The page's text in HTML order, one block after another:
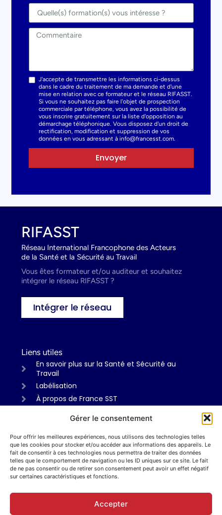
Gérer le consentement
Pour offrir les meilleures expériences, nous utilisons des technologies telles
que les cookies pour stocker et/ou accéder aux informations des appareils. Le
fait de consentir à ces technologies nous permettra de traiter des données
telles que le comportement de navigation ou les ID uniques sur ce site. Le fait
de ne pas consentir ou de retirer son consentement peut avoir un effet négatif
sur certaines caractéristiques et fonctions.
Accepter
J'accepte de transmettre les informations ci-dessus
dans le cadre du traitement de ma demande et d'une
mise en relation avec ce formateur et le réseau RIFASST.
Si vous ne souhaitez pas faire l'objet de prospection
commerciale par téléphone, vous avez la possibilité de
vous inscrire gratuitement sur la liste d'opposition au
démarchage téléphonique. Vous disposez d'un droit de
rectification, modification et suppression de vos
données en vous adressant à info@francesst.com.
Envoyer
RIFASST
Réseau International Francophone des Acteurs
de la Santé et la Sécurité au Travail
Vous êtes formateur et/ou auditeur et souhaitez
intégrer le réseau RIFASST ?
Intégrer le réseau
Liens utiles
En savoir plus sur la Santé et Sécurité au
Travail
Labélisation
À propos de France SST
Informations
Mentions légales
Politiques de confidentialité